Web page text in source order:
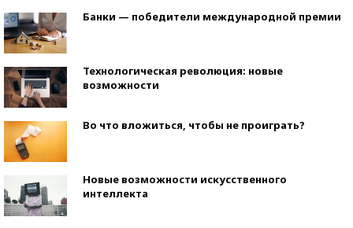
Банки — победители международной премии
Технологическая революция: новые
возможности
Во что вложиться, чтобы не проиграть?
Новые возможности искусственного
интеллекта